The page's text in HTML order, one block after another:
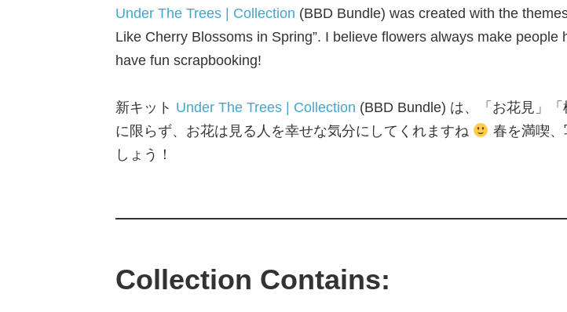
Under The Trees | Collection (BBD Bundle) was created with the
Like Cherry Blossoms in Spring”. I believe flowers always make people
have fun scrapbooking!
新キット Under The Trees | Collection (BBD Bundle) は、「お花見」
に限らず、お花は見る人を幸せな気分にしてくれますね
春を満喫
しょう！
Collection Contains: